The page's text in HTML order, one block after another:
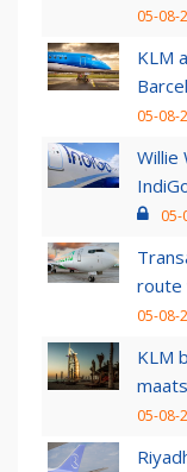
05-08-
KLM
05-08-
Willie
05-
route
05-08-
KLM
05-08-